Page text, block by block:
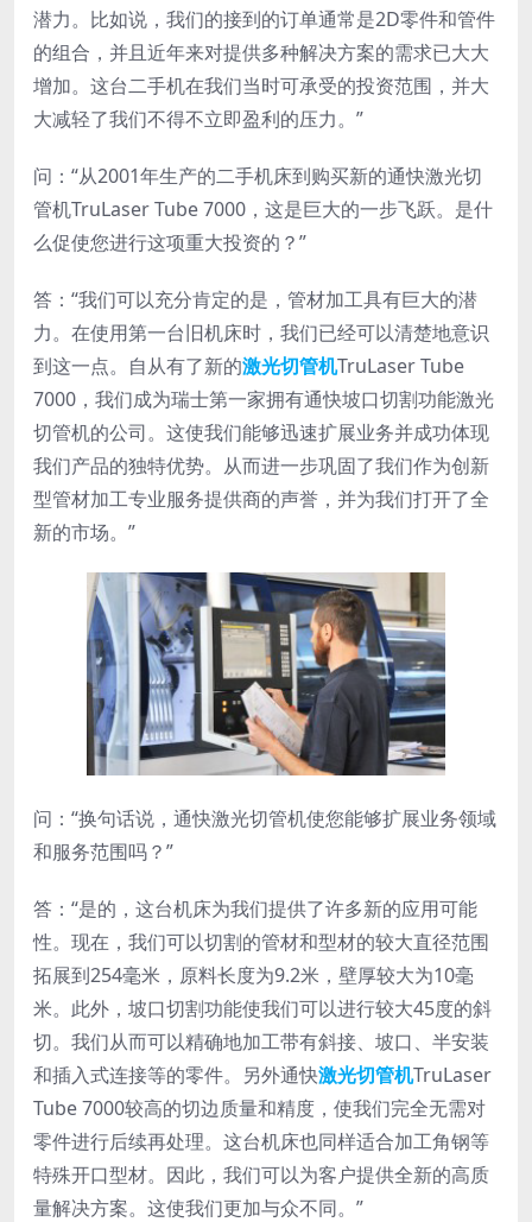
潜力。比如说，我们的接到的订单通常是2D零件和管件
的组合，并且近年来对提供多种解决方案的需求已大大
增加。这台二手机在我们当时可承受的投资范围，并大
大减轻了我们不得不立即盈利的压力。”
问：“从2001年生产的二手机床到购买新的通快激光切
管机TruLaser Tube 7000，这是巨大的一步飞跃。是什
么促使您进行这项重大投资的？”
答：“我们可以充分肯定的是，管材加工具有巨大的潜
力。在使用第一台旧机床时，我们已经可以清楚地意识
到这一点。自从有了新的激光切管机TruLaser Tube
7000，我们成为瑞士第一家拥有通快坡口切割功能激光
切管机的公司。这使我们能够迅速扩展业务并成功体现
我们产品的独特优势。从而进一步巩固了我们作为创新
型管材加工专业服务提供商的声誉，并为我们打开了全
新的市场。”
问：“换句话说，通快激光切管机使您能够扩展业务领域
和服务范围吗？”
答：“是的，这台机床为我们提供了许多新的应用可能
性。现在，我们可以切割的管材和型材的较大直径范围
拓展到254毫米，原料长度为9.2米，壁厚较大为10毫
米。此外，坡口切割功能使我们可以进行较大45度的斜
切。我们从而可以精确地加工带有斜接、坡口、半安装
和插入式连接等的零件。另外通快激光切管机TruLaser
Tube 7000较高的切边质量和精度，使我们完全无需对
零件进行后续再处理。这台机床也同样适合加工角钢等
特殊开口型材。因此，我们可以为客户提供全新的高质
量解决方案。这使我们更加与众不同。”